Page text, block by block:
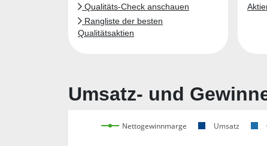
Qualitäts-Check anschauen
Rangliste der besten
Qualitätsaktien
Umsatz- und
Nettogewinnmarge Umsatz